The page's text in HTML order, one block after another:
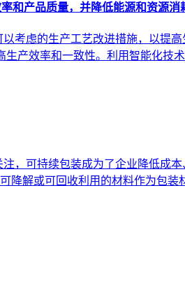
和产品质量，并降低能源和资源消
考虑的生产工艺改进措施，以提
产效率和一致性。利用智能化
，可持续包装成为了企业降低成
解或可回收利用的材料作为包